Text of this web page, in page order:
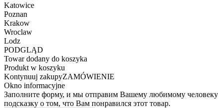
Katowice
Poznan
Krakow
Wroclaw
Lodz
PODGLĄD
Towar dodany do koszyka
Produkt w koszyku
Kontynuuj zakupyZAMÓWIENIE
Okno informacyjne
Заполните форму, и мы отправим Вашему любимому человеку
подсказку о том, что Вам понравился этот товар.